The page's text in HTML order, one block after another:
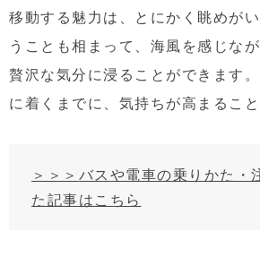
移動する魅力は、とにかく眺めが
うことも相まって、海風を感じな
贅沢な気分に浸ることができます
に着くまでに、気持ちが高まること
＞＞＞ バスや電車の乗りかた・
た記事はこちら